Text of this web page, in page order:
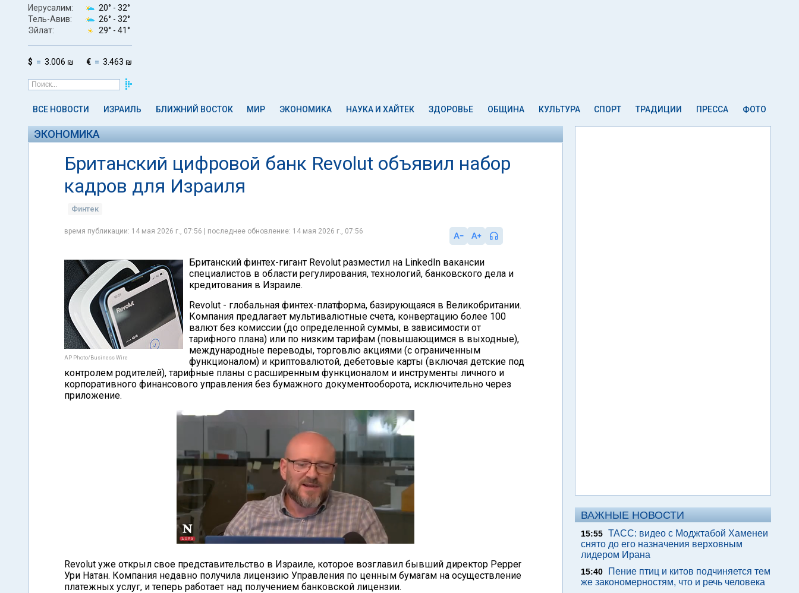
Иерусалим: 20° - 32°
Тель-Авив:
26° - 32°
Эйлат:
29° - 41°
$ 3.006 ₪ € 3.463 ₪
ВСЕ НОВОСТИ ИЗРАИЛЬ БЛИЖНИЙ ВОСТОК МИР ЭКОНОМИКА НАУКА И ХАЙТЕК ЗДОРОВЬЕ ОБЩИНА КУЛЬТУРА СПОРТ ТРАДИЦИИ ПРЕССА ФОТО
ЭКОНОМИКА
Британский цифровой банк Revolut объявил набор
кадров для Израиля
Финтек
время публикации: 14 мая 2026 г., 07:56 | последнее обновление: 14 мая 2026 г., 07:56
AP Photo/Business Wire
Британский финтех-гигант Revolut разместил на LinkedIn вакансии
специалистов в области регулирования, технологий, банковского дела и
кредитования в Израиле.
Revolut - глобальная финтех-платформа, базирующаяся в Великобритании.
Компания предлагает мультивалютные счета, конвертацию более 100
валют без комиссии (до определенной суммы, в зависимости от
тарифного плана) или по низким тарифам (повышающимся в выходные),
международные переводы, торговлю акциями (с ограниченным
функционалом) и криптовалютой, дебетовые карты (включая детские под
контролем родителей), тарифные планы с расширенным функционалом и инструменты личного и
корпоративного финансового управления без бумажного документооборота, исключительно через
приложение.
Revolut уже открыл свое представительство в Израиле, которое возглавил бывший директор Pepper
Ури Натан. Компания недавно получила лицензию Управления по ценным бумагам на осуществление
платежных услуг, и теперь работает над получением банковской лицензии.
ВАЖНЫЕ НОВОСТИ
15:55 ТАСС: видео с Моджтабой Хаменеи
снято до его назначения верховным
лидером Ирана
15:40
Пение птиц и китов подчиняется тем
же закономерностям, что и речь человека